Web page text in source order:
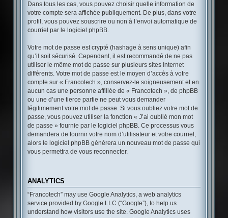
Dans tous les cas, vous pouvez choisir quelle information de
votre compte sera affichée publiquement. De plus, dans votre
profil, vous pouvez souscrire ou non à l’envoi automatique de
courriel par le logiciel phpBB.
Votre mot de passe est crypté (hashage à sens unique) afin
qu’il soit sécurisé. Cependant, il est recommandé de ne pas
utiliser le même mot de passe sur plusieurs sites Internet
différents. Votre mot de passe est le moyen d’accès à votre
compte sur « Francotech », conservez-le soigneusement et en
aucun cas une personne affiliée de « Francotech », de phpBB
ou une d’une tierce partie ne peut vous demander
légitimement votre mot de passe. Si vous oubliez votre mot de
passe, vous pouvez utiliser la fonction « J’ai oublié mon mot
de passe » fournie par le logiciel phpBB. Ce processus vous
demandera de fournir votre nom d’utilisateur et votre courriel,
alors le logiciel phpBB générera un nouveau mot de passe qui
vous permettra de vous reconnecter.
ANALYTICS
“Francotech” may use Google Analytics, a web analytics
service provided by Google LLC (“Google”), to help us
understand how visitors use the site. Google Analytics uses